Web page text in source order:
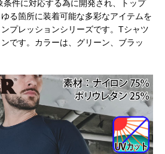
件に対応する為に開発され、トップ
る箇所に装着可能な多彩なアイテムを
プレッションシリーズです。Tシャツ
です。カラーは、グリーン、ブラッ